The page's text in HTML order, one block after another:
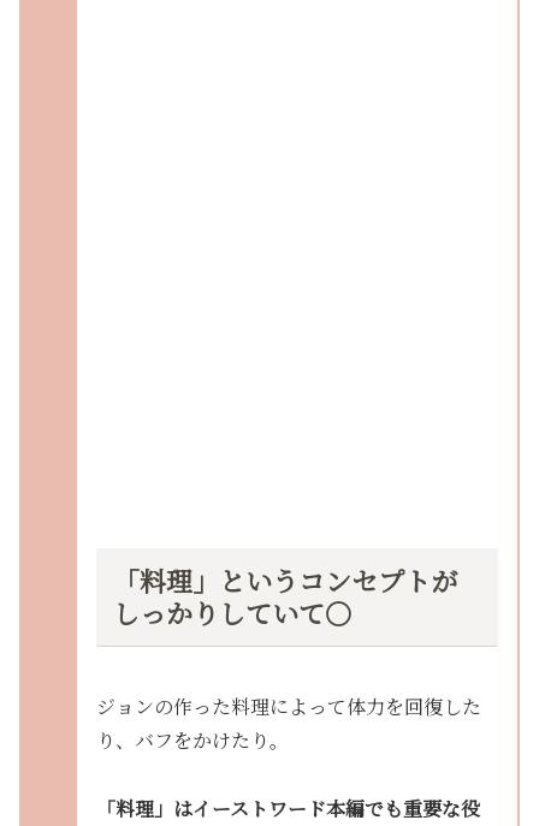
「料理」というコンセプトが
しっかりしていて○
ジョンの作った料理によって体力を回復した
り、バフをかけたり。
「料理」はイーストワード本編でも重要な役